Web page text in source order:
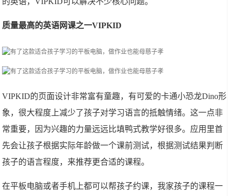
质量最高的英语网课之一VIPKID
VIPKID的页面设计非常富有童趣，有可爱的卡通小恐龙Dino形
象，很大程度上减少了孩子对学习语言的抵触情绪。这一点非
常重要，因为兴趣的力量远远比填鸭式教学好很多。应用里首
先会让孩子根据实际年龄做一个课前测试，根据测试结果判断
孩子的语言程度，来推荐更合适的课程。
在平板电脑或者手机上都可以帮孩子约课，我家孩子的课程一